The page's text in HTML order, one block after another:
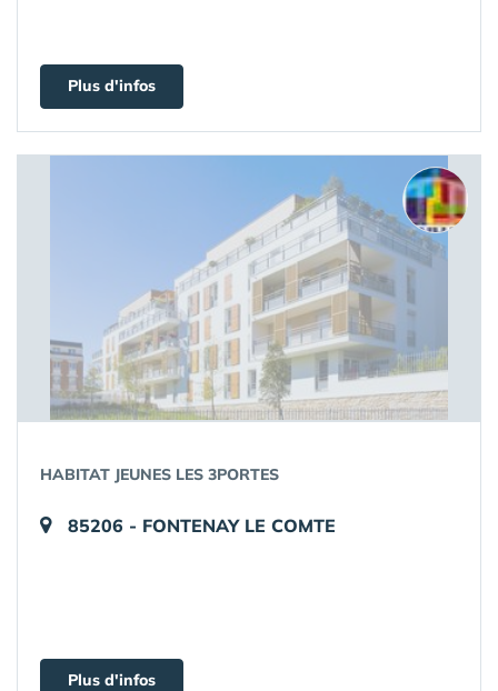
Plus d'infos
HABITAT JEUNES LES 3PORTES
85206 - FONTENAY LE COMTE
Plus d'infos